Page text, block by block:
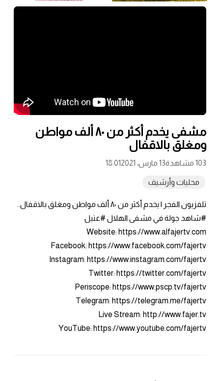
مشفى يخدم أكثر من ٨٠ ألف مواطن
ومغلق بالاقفال
103 مشاهدة 13 مارس، 2021 18:01
محليات وأرشيف
تلفزيون الفجر | يخدم أكثر من ٨٠ ألف مواطن ومغلق بالاقفال..
#شاهد جولة في مشفى الهلال #عتيل
Website: https://www.alfajertv.com
Facebook: https://www.facebook.com/fajertv
Instagram: https://www.instagram.com/fajertv
Twitter: https://twitter.com/fajertv
Periscope: https://www.pscp.tv/fajertv
Telegram: https://telegram.me/fajertv
Live Stream: http://www.fajer.tv
YouTube: https://www.youtube.com/fajertv